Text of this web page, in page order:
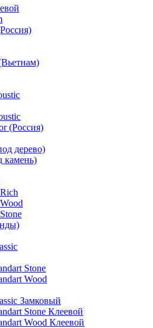
(Россия)
дерево)
камень)
Stone
Wood
Замковый
Stone Клеевой
Wood Клеевой